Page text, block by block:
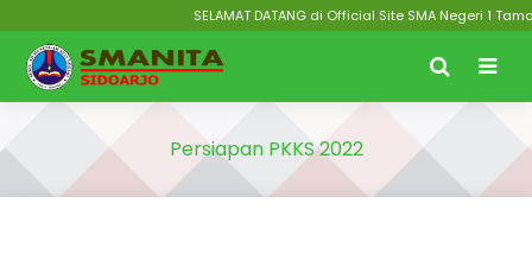
SELAMAT DATANG di Official Site SMA Negeri 1
Persiapan PKKS 2022